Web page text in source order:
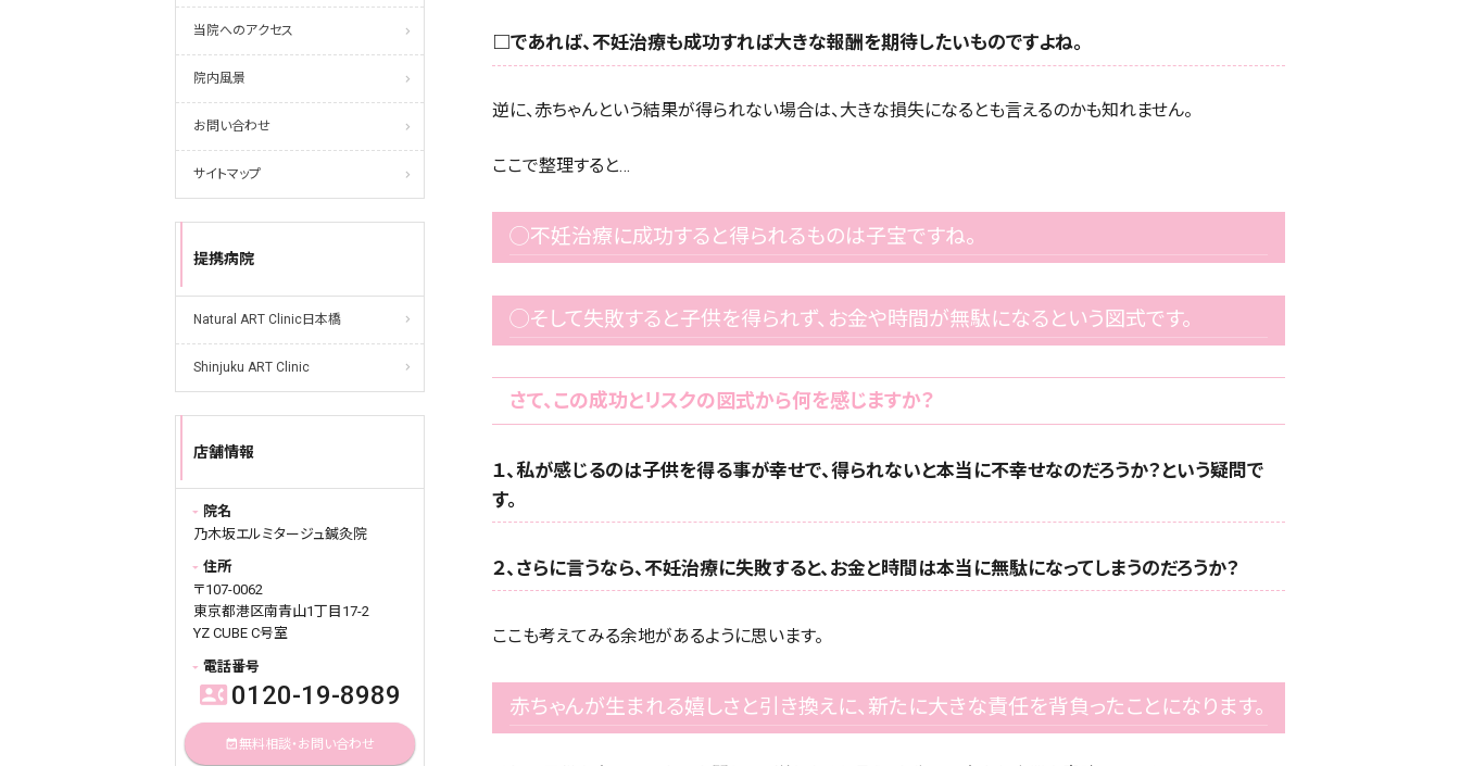
□であれば、不妊治療も成功すれば大きな報酬を期待したいものですよね。
逆に、赤ちゃんという結果が得られない場合は、大きな損失になるとも言えるのかも知れません。
ここで整理すると…
◯不妊治療に成功すると得られるものは子宝ですね。
◯そして失敗すると子供を得られず、お金や時間が無駄になるという図式です。
さて、この成功とリスクの図式から何を感じますか？
１、私が感じるのは子供を得る事が幸せで、得られないと本当に不幸せなのだろうか？という疑問で
す。
２、さらに言うなら、不妊治療に失敗すると、お金と時間は本当に無駄になってしまうのだろうか？
ここも考えてみる余地があるように思います。
赤ちゃんが生まれる嬉しさと引き換えに、新たに大きな責任を背負ったことになります。
当院へのアクセス
院内風景
お問い合わせ
サイトマップ
提携病院
Natural ART Clinic日本橋
Shinjuku ART Clinic
店舗情報
院名
乃木坂エルミタージュ鍼灸院
住所
〒107-0062
東京都港区南青山1丁目17-2
YZ CUBE C号室
電話番号
contact_phone 0120-19-8989
event_available無料相談・お問い合わせ